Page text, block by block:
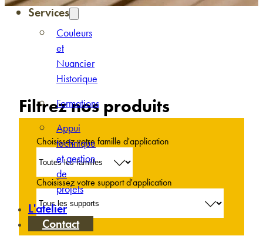
Services
Couleurs
et
Nuancier
Historique
Formations
Appui
technique
et gestion
de
projets
L'atelier
Contact
Filtrez nos produits
Choisissez votre famille d'application
Choisissez votre support d'application